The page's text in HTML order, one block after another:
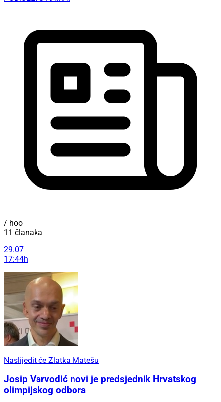
/ hoo
11 članaka
29.07
17:44h
Naslijedit će Zlatka Matešu
Josip Varvodić novi je predsjednik Hrvatskog
olimpijskog odbora